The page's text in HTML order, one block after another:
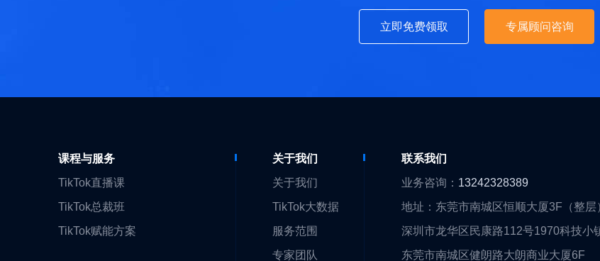
立即免费领取 专属顾问咨询
课程与服务
TikTok直播课
TikTok总裁班
TikTok赋能方案
关于我们
关于我们
TikTok大数据
服务范围
专家团队
联系我们
业务咨询： 13242328389
地址：东莞市南城区恒顺大厦3F（整层
深圳市龙华区民康路112号1970科技小
东莞市南城区健朗路大朗商业大厦6F